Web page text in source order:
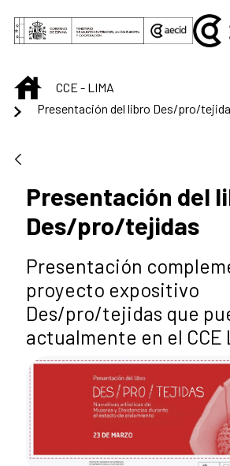
Saltar al contenido principal
INICIOCCE - LIMA
Presentación del libro Des/pro/
Presentación del
Des/pro/tejidas
Presentación
proyecto expositivo
Des/pro/tejidas que
actualmente en el CCE